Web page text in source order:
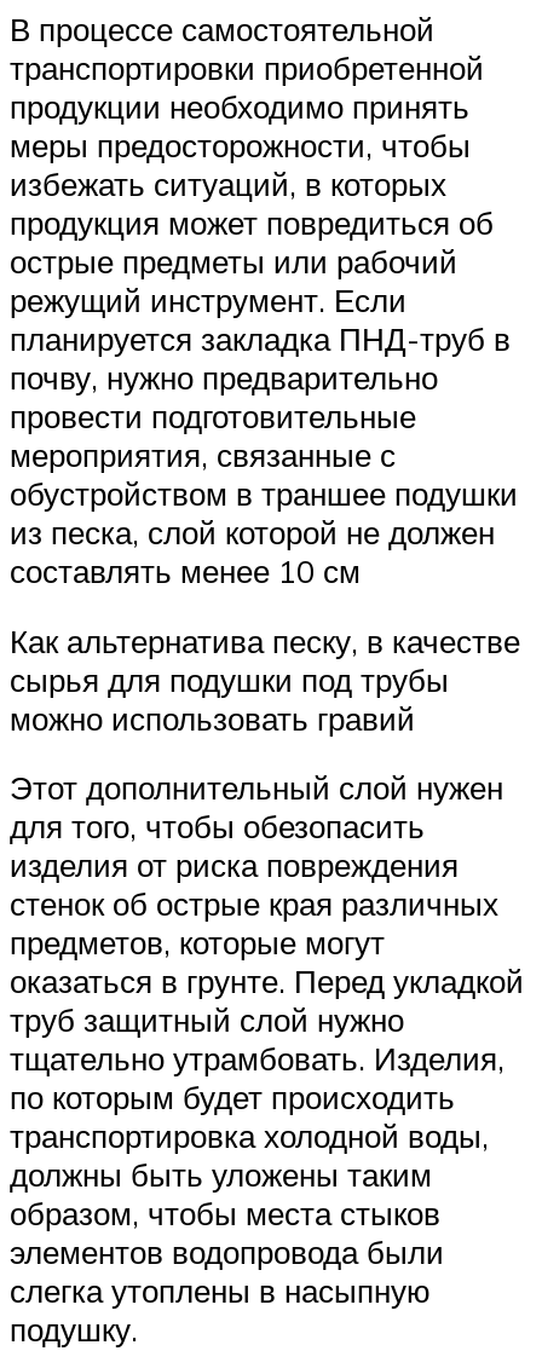
В процессе самостоятельной
транспортировки приобретенной
продукции необходимо принять
меры предосторожности, чтобы
избежать ситуаций, в которых
продукция может повредиться об
острые предметы или рабочий
режущий инструмент. Если
планируется закладка ПНД-труб в
почву, нужно предварительно
провести подготовительные
мероприятия, связанные с
обустройством в траншее подушки
из песка, слой которой не должен
составлять менее 10 см
Как альтернатива песку, в качестве
сырья для подушки под трубы
можно использовать гравий
Этот дополнительный слой нужен
для того, чтобы обезопасить
изделия от риска повреждения
стенок об острые края различных
предметов, которые могут
оказаться в грунте. Перед укладкой
труб защитный слой нужно
тщательно утрамбовать. Изделия,
по которым будет происходить
транспортировка холодной воды,
должны быть уложены таким
образом, чтобы места стыков
элементов водопровода были
слегка утоплены в насыпную
подушку.